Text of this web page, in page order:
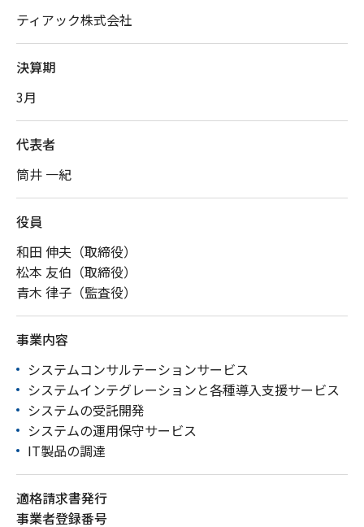
ティアック株式会社
決算期
3月
代表者
筒井 一紀
役員
和田 伸夫（取締役）
松本 友伯（取締役）
青木 律子（監査役）
事業内容
システムコンサルテーションサービス
システムインテグレーションと各種導入支援サービス
システムの受託開発
システムの運用保守サービス
IT製品の調達
適格請求書発行
事業者登録番号